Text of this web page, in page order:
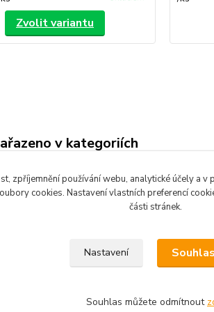
Zvolit variantu
v kategoriích
podlahu, na
zpříjemnění používání webu, analytické účely a
cookies. Nastavení vlastních preferencí
části stránek.
Nastavení
Souhlas můžete odmítnout